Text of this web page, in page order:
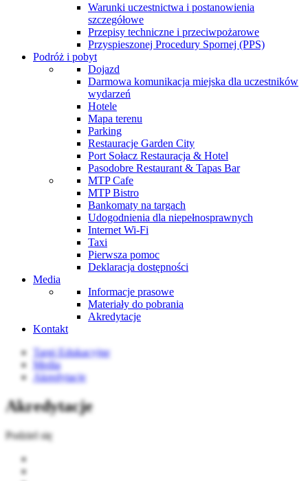
Warunki uczestnictwa i postanowienia
szczegółowe
Przepisy techniczne i przeciwpożarowe
Przyspieszonej Procedury Spornej (PPS)
Podróż i pobyt
Dojazd
Darmowa komunikacja miejska dla uczestników
wydarzeń
Hotele
Mapa terenu
Parking
Restauracje Garden City
Port Sołacz Restauracja & Hotel
Pasodobre Restaurant & Tapas Bar
MTP Cafe
MTP Bistro
Bankomaty na targach
Udogodnienia dla niepełnosprawnych
Internet Wi-Fi
Taxi
Pierwsza pomoc
Deklaracja dostępności
Media
Informacje prasowe
Materiały do pobrania
Akredytacje
Kontakt
Targi Edukacyjne
Media
Akredytacje
Akredytacje
Podziel się